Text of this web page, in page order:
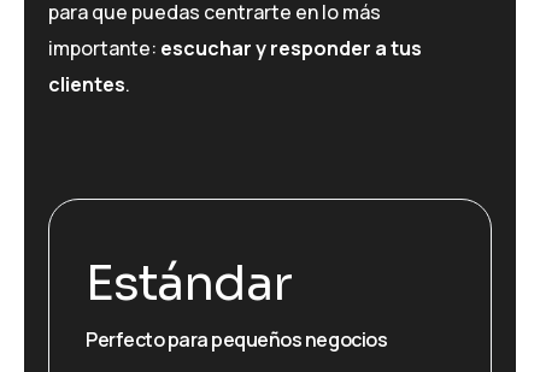
para que puedas centrarte en lo más
importante: escuchar y responder a tus
clientes.
Estándar
Perfecto para pequeños negocios